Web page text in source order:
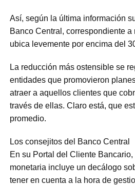
Así, según la última información
Banco Central, correspondiente a
ubica levemente por encima del
La reducción más ostensible se
entidades que promovieron
atraer a aquellos clientes que
través de ellas. Claro está, que
promedio.
Los consejitos del Banco Central
En su Portal del Cliente Bancario,
monetaria incluye un decálogo
tener en cuenta a la hora de